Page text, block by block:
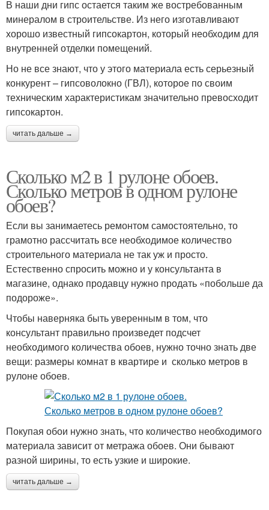
В наши дни гипс остается таким же востребованным
минералом в строительстве. Из него изготавливают
хорошо известный гипсокартон, который необходим для
внутренней отделки помещений.
Но не все знают, что у этого материала есть серьезный
конкурент – гипсоволокно (ГВЛ), которое по своим
техническим характеристикам значительно превосходит
гипсокартон.
читать дальше →
Сколько м2 в 1 рулоне обоев.
Сколько метров в одном рулоне
обоев?
Если вы занимаетесь ремонтом самостоятельно, то
грамотно рассчитать все необходимое количество
строительного материала не так уж и просто.
Естественно спросить можно и у консультанта в
магазине, однако продавцу нужно продать «побольше да
подороже».
Чтобы наверняка быть уверенным в том, что
консультант правильно произведет подсчет
необходимого количества обоев, нужно точно знать две
вещи: размеры комнат в квартире и сколько метров в
рулоне обоев.
Покупая обои нужно знать, что количество необходимого
материала зависит от метража обоев. Они бывают
разной ширины, то есть узкие и широкие.
читать дальше →